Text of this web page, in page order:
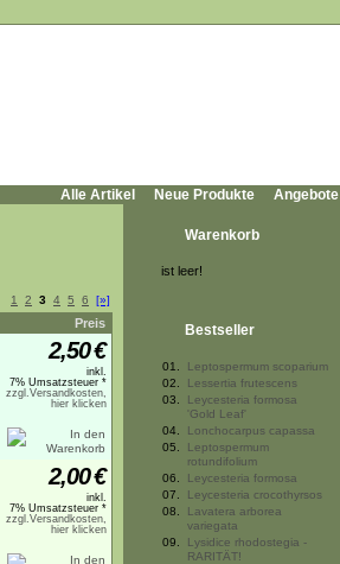
Alle Artikel Neue Produkte Angebote
1 2 3 4 5 6 [»]
Preis
2,50€
inkl.
7% Umsatzsteuer *
zzgl.Versandkosten,
hier klicken
2,00€
inkl.
7% Umsatzsteuer *
zzgl.Versandkosten,
hier klicken
Warenkorb
ist leer!
Bestseller
01.
Leptospermum scoparium
02.
Lessertia frutescens
03.
Leycesteria formosa
'Gold Leaf'
04.
Lonchocarpus capassa
05.
Leptospermum
rotundifolium
06.
Leycesteria formosa
07.
Leycesteria crocothyrsos
08.
Lavatera arborea
variegata
09.
Lysidice rhodostegia -
RARITÄT!